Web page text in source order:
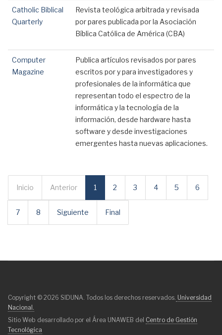
Catholic Biblical
Quarterly
Revista teológica arbitrada y revisada
por pares publicada por la Asociación
Bíblica Católica de América (CBA)
Computer
Magazine
Publica artículos revisados ​​por pares
escritos por y para investigadores y
profesionales de la informática que
representan todo el espectro de la
informática y la tecnología de la
información, desde hardware hasta
software y desde investigaciones
emergentes hasta nuevas aplicaciones.
Inicio Anterior 1 2 3 4 5 6
7 8 Siguiente Final
Copyright © 2026 SIDUNA. Todos los derechos reservados. Universidad
Nacional.
Sitio Web desarrollado por el Área UNAWEB del Centro de Gestión
Tecnológica